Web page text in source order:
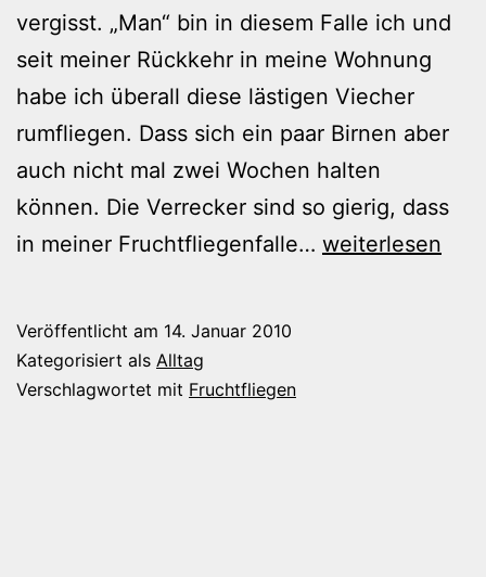
vergisst. „Man“ bin in diesem Falle ich und
seit meiner Rückkehr in meine Wohnung
habe ich überall diese lästigen Viecher
rumfliegen. Dass sich ein paar Birnen aber
auch nicht mal zwei Wochen halten
können. Die Verrecker sind so gierig, dass
in meiner Fruchtfliegenfalle… weiterlesen
Veröffentlicht am 14. Januar 2010
Kategorisiert als Alltag
Verschlagwortet mit Fruchtfliegen